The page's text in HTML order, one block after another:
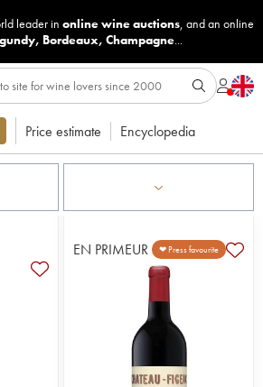
leader in online wine auctions, and an online
, Bordeaux, Champagne...
Price estimate Encyclopedia
EN PRIMEUR ❤ Press favourite